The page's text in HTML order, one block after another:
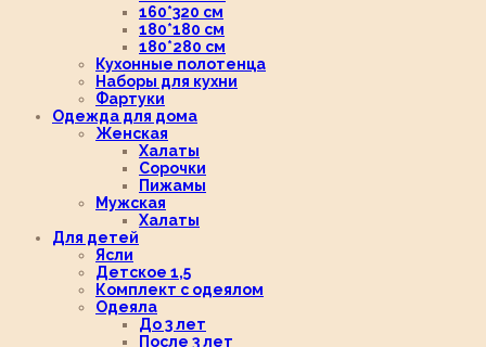
160*320 см
180*180 см
180*280 см
Кухонные полотенца
Наборы для кухни
Фартуки
Одежда для дома
Женская
Халаты
Сорочки
Пижамы
Мужская
Халаты
Для детей
Ясли
Детское 1,5
Комплект с одеялом
Одеяла
До 3 лет
После 3 лет